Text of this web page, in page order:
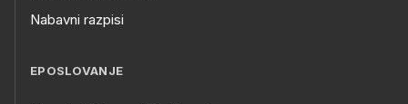
Nabavni razpisi
EPOSLOVANJE